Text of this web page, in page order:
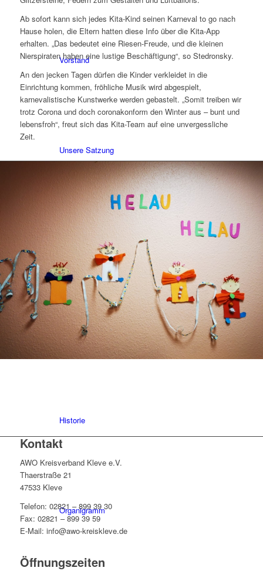
Vorstand
Unsere Satzung
Schutzkonzept
Kreisgeschäftsstelle
Historie
Organigramm
Ab sofort kann sich jedes Kita-Kind seinen Karneval to go nach
Hause holen, die Eltern hatten diese Info über die Kita-App
erhalten. „Das bedeutet eine Riesen-Freude, und die kleinen
Nierspiraten haben eine lustige Beschäftigung“, so Stedronsky.
An den jecken Tagen dürfen die Kinder verkleidet in die
Einrichtung kommen, fröhliche Musik wird abgespielt,
karnevalistische Kunstwerke werden gebastelt. „Somit treiben wir
trotz Corona und doch coronakonform den Winter aus – bunt und
lebensfroh“, freut sich das Kita-Team auf eine unvergessliche
Zeit.
Kontakt
AWO Kreisverband Kleve e.V.
Thaerstraße 21
47533 Kleve
Telefon: 02821 – 899 39 30
Fax: 02821 – 899 39 59
E-Mail: info@awo-kreiskleve.de
Öffnungszeiten